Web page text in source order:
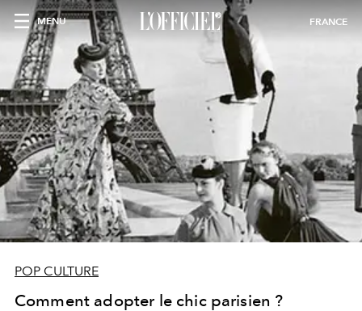
MENU FRANCE
POP CULTURE
Comment adopter le chic parisien ?